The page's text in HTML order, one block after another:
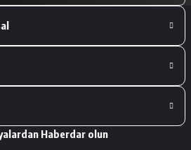
Haberdar olun